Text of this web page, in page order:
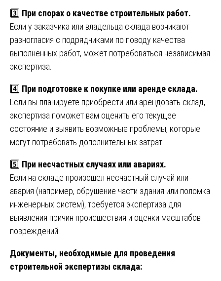
3️⃣ При спорах о качестве строительных работ.
Если у заказчика или владельца склада возникают
разногласия с подрядчиками по поводу качества
выполненных работ, может потребоваться независимая
экспертиза.
4️⃣ При подготовке к покупке или аренде склада.
Если вы планируете приобрести или арендовать склад,
экспертиза поможет вам оценить его текущее
состояние и выявить возможные проблемы, которые
могут потребовать дополнительных затрат.
5️⃣ При несчастных случаях или авариях.
Если на складе произошел несчастный случай или
авария (например, обрушение части здания или поломка
инженерных систем), требуется экспертиза для
выявления причин происшествия и оценки масштабов
повреждений.
Документы, необходимые для проведения
строительной экспертизы склада: